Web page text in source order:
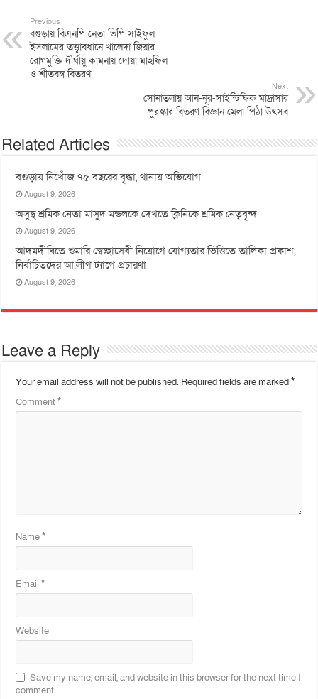
Previous
বগুড়ায় বিএনপি নেতা ভিপি সাইফুল
ইসলামের তত্ত্বাবধানে খালেদা জিয়ার
রোগমুক্তি দীর্ঘায়ু কামনায় দোয়া মাহফিল
ও শীতবস্ত্র বিতরণ
Next
সোনাতলায় আন-নূর-সাইন্টিফিক মাদ্রাসার
পুরস্কার বিতরণ বিজ্ঞান মেলা পিঠা উৎসব
Related Articles
বগুড়ায় নিখোঁজ ৭৫ বছরের বৃদ্ধা, থানায় অভিযোগ
August 9, 2026
অসুস্থ শ্রমিক নেতা মাসুদ মন্ডলকে দেখতে ক্লিনিকে শ্রমিক নেতৃবৃন্দ
August 9, 2026
আদমদীঘিতে শুমারি স্বেচ্ছাসেবী নিয়োগে যোগ্যতার ভিত্তিতে তালিকা প্রকাশ;
নির্বাচিতদের আ.লীগ ট্যাগে প্রচারণা
August 9, 2026
Leave a Reply
Your email address will not be published. Required fields are marked*
Comment*
Name*
Email*
Website
Save my name, email, and website in this browser for the next time I
comment.